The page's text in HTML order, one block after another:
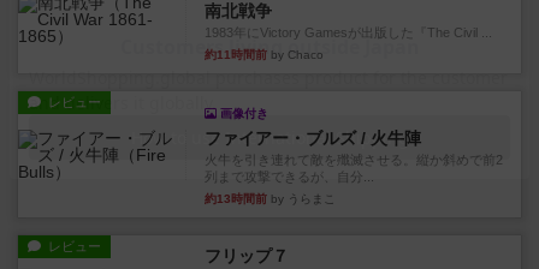
南北戦争
1983年にVictory Gamesが出版した『The Civil ...
約11時間前 by Chaco
レビュー
画像付き
ファイアー・ブルズ / 火牛陣
火牛を引き連れて敵を殲滅させる。縦か斜めで前2
列まで攻撃できるが、自分...
約13時間前 by うらまこ
レビュー フリップ７